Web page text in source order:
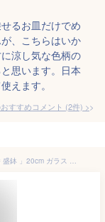
るお皿だけでめ
、こちらはいか
涼し気な色柄の
思います。日本
えます。
すすめコメント (2件) >
盛り鉢 盛鉢 ガラス製 ボウル 大鉢 「 たち吉 菊の香 盛鉢 」20cm ガラス ガラス食器 冷やし中華 冷麺 素麺 そうめん 花型 中鉢 取り鉢 深皿 サラダ 和食器 汁物 約20センチ 1枚 食器 皿 さら 器 おしゃれ 日本製 プレゼント ギフト 贈り物 ラッピング ブランド たちきち